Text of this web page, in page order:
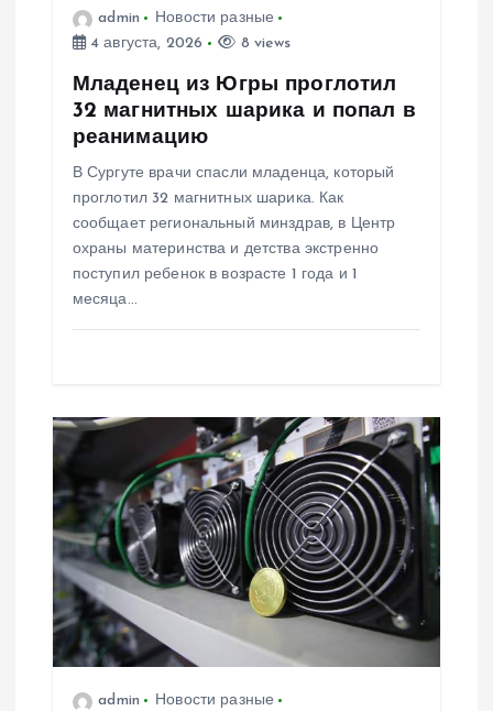
admin
Новости разные
4 августа, 2026
8 views
Младенец из Югры проглотил
32 магнитных шарика и попал в
реанимацию
В Сургуте врачи спасли младенца, который
проглотил 32 магнитных шарика. Как
сообщает региональный минздрав, в Центр
охраны материнства и детства экстренно
поступил ребенок в возрасте 1 года и 1
месяца…
admin
Новости разные